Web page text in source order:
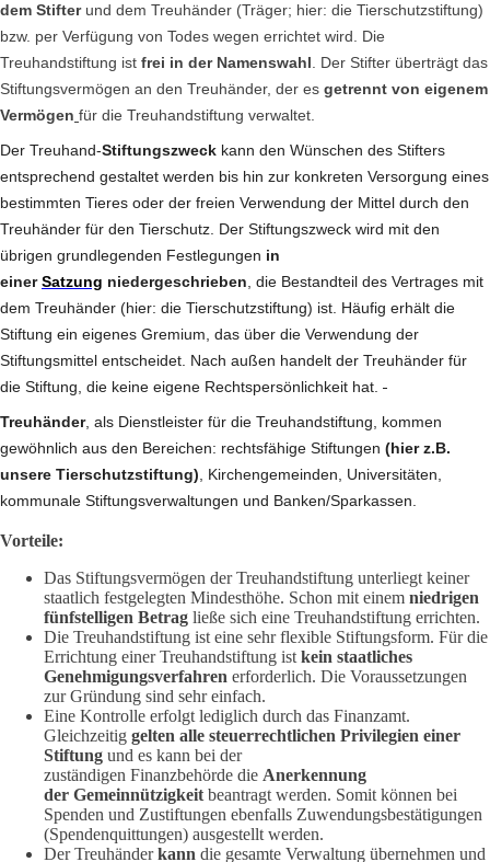
dem Stifterund dem Treuhänder (Träger; hier: die Tierschutzstiftung)
bzw. per Verfügung von Todes wegen errichtet wird. Die
Treuhandstiftung ist frei in der Namenswahl . Der Stifter überträgt das
Stiftungsvermögen an den Treuhänder, der es getrennt von eigenem
Vermögen für die Treuhandstiftung verwaltet.
Der Treuhand-Stiftungszweck kann den Wünschen des Stifters
entsprechend gestaltet werden bis hin zur konkreten Versorgung eines
bestimmten Tieres oder der freien Verwendung der Mittel durch den
Treuhänder für den Tierschutz. Der Stiftungszweck wird mit den
übrigen grundlegenden Festlegungen in
einerSatzung niedergeschrieben , die Bestandteil des Vertrages mit
dem Treuhänder (hier: die Tierschutzstiftung) ist. Häufig erhält die
Stiftung ein eigenes Gremium, das über die Verwendung der
Stiftungsmittel entscheidet. Nach außen handelt der Treuhänder für
die Stiftung, die keine eigene Rechtspersönlichkeit hat.
Treuhänder, als Dienstleister für die Treuhandstiftung, kommen
gewöhnlich aus den Bereichen: rechtsfähige Stiftungen (hier z.B.
unsere Tierschutzstiftung) , Kirchengemeinden, Universitäten,
kommunale Stiftungsverwaltungen und Banken/Sparkassen.
Vorteile:
Das Stiftungsvermögen der Treuhandstiftung unterliegt keiner
staatlich festgelegten Mindesthöhe. Schon mit einem niedrigen
fünfstelligen Betrag ließe sich eine Treuhandstiftung errichten.
Die Treuhandstiftung ist eine sehr flexible Stiftungsform. Für die
Errichtung einer Treuhandstiftung ist kein staatliches
Genehmigungsverfahren erforderlich. Die Voraussetzungen
zur Gründung sind sehr einfach.
Eine Kontrolle erfolgt lediglich durch das Finanzamt.
Gleichzeitig gelten alle steuerrechtlichen Privilegien einer
Stiftung und es kann bei der
zuständigen Finanzbehörde die Anerkennung
der Gemeinnützigkeit beantragt werden. Somit können bei
Spenden und Zustiftungen ebenfalls Zuwendungsbestätigungen
(Spendenquittungen) ausgestellt werden.
Der Treuhänderkann die gesamte Verwaltung übernehmen und